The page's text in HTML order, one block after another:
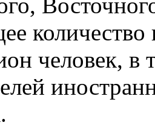
количество
человек, в